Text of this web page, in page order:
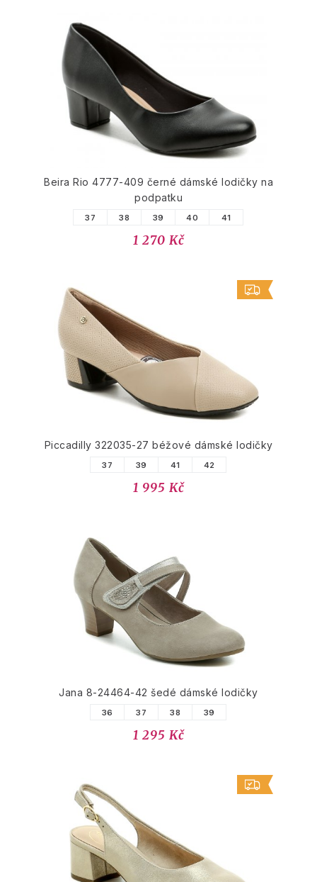
Beira Rio 4777-409 černé dámské lodičky na
podpatku
37 38 39 40 41
1 270 Kč
Piccadilly 322035-27 béžové dámské lodičky
37 39 41 42
1 995 Kč
Jana 8-24464-42 šedé dámské lodičky
36 37 38 39
1 295 Kč